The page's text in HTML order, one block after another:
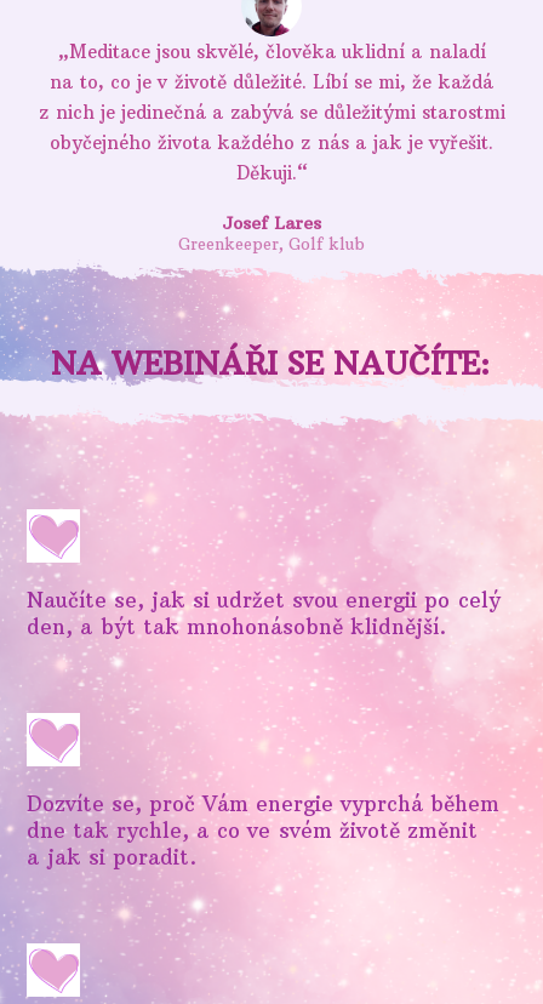
„Meditace jsou skvělé, člověka uklidní a naladí
na to, co je v životě důležité. Líbí se mi, že každá
z nich je jedinečná a zabývá se důležitými starostmi
obyčejného života každého z nás a jak je vyřešit.
Děkuji.“
Josef Lares
Greenkeeper, Golf klub
NA WEBINÁŘI SE NAUČÍTE:
Naučíte se, jak si udržet svou energii po celý
den, a být tak mnohonásobně klidnější.
Dozvíte se, proč Vám energie vyprchá během
dne tak rychle, a co ve svém životě změnit
a jak si poradit.